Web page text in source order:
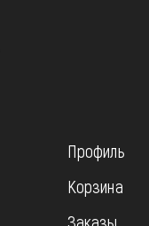
Профиль
Корзина
Заказы